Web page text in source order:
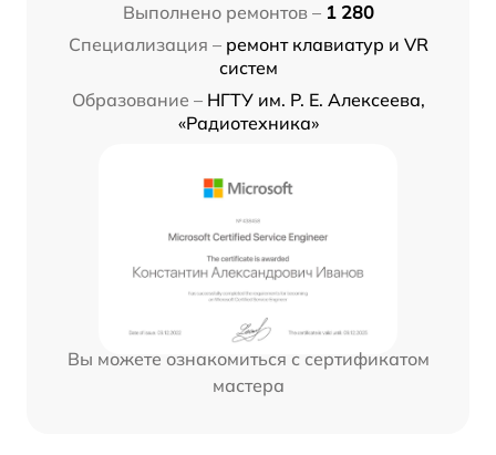
Выполнено ремонтов – 1 280
Специализация – ремонт клавиатур и VR
систем
Образование – НГТУ им. Р. Е. Алексеева,
«Радиотехника»
Вы можете ознакомиться с сертификатом
мастера